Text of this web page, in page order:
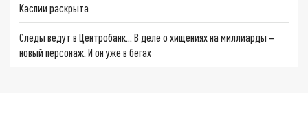
Каспии раскрыта
Следы ведут в Центробанк… В деле о хищениях на миллиарды –
новый персонаж. И он уже в бегах